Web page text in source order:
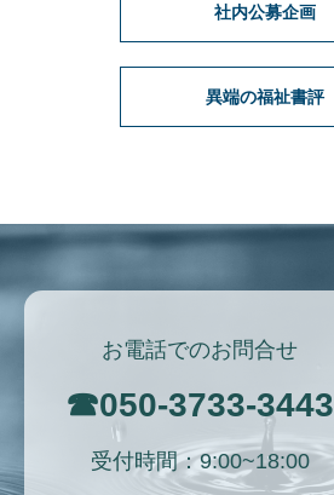
社内公募企画
異端の福祉書評
お電話でのお問合せ
☎050-3733-3443
受付時間：9:00~18:00